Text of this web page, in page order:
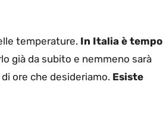
temperature. In Italia è tempo
già da subito e nemmeno sarà
ore che desideriamo. Esiste